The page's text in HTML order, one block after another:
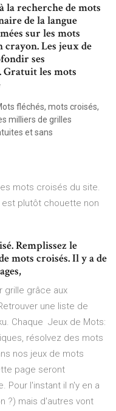
la recherche de mots
de la langue
sur les mots
Les jeux de
ses
Gratuit les mots
fléchés, mots croisés,
milliers de grilles
et sans
mots croisés du site.
est plutôt chouette non
Remplissez le
mots croisés. Il y a de
grille grâce aux
une liste de
Chaque Jeux de Mots:
résolvez des mots
nos jeux de mots
page seront
Pour l'instant il n'y en a
?) mais d'autres vont